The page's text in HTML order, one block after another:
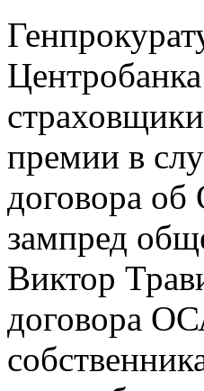
премии в
договора
зампред
Виктор
договора